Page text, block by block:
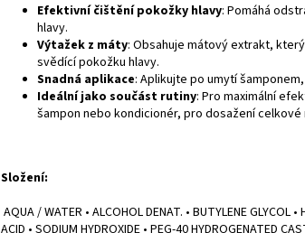
Efektivní čištění pokožky hlavy: Pomáhá
hlavy.
Výtažek z máty: Obsahuje mátový extrakt,
svědící pokožku hlavy.
Snadná aplikace: Aplikujte po umytí
Ideální jako součást rutiny: Pro maximální
šampon nebo kondicionér, pro dosažení
Složení:
AQUA / WATER • ALCOHOL DENAT. • BUTYLENE GLYCOL
ACID • SODIUM HYDROXIDE • PEG-40 HYDROGENATED